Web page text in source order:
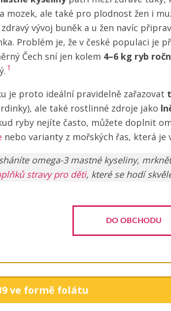
mozek, ale také pro plodnost žen i
vývoj buněk a u žen navíc
Problém je, že v české populaci je
Čech sní jen kolem 4–6 kg ryb
1
je proto ideální pravidelně zařazovat
ale také rostlinné zdroje jako
ryby nejíte často, můžete doplnit
nebo varianty z mořských řas, která je
omega-3 mastné kyseliny,
stravy pro děti, které se hodí
DO OBCHODU
ve formě folátu